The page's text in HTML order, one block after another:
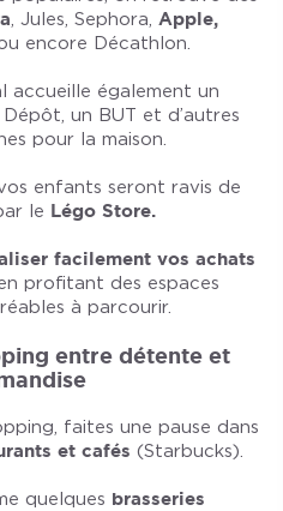
, Jules, Sephora, Apple,
encore Décathlon.
accueille également un
un BUT et d’autres
pour la maison.
enfants seront ravis de
le Légo Store.
facilement vos achats
profitant des espaces
à parcourir.
entre détente et
faites une pause dans
et cafés (Starbucks).
quelques brasseries